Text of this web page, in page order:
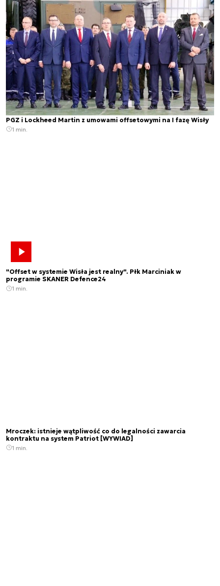
PGZ i Lockheed Martin z umowami offsetowymi na I fazę Wisły
1 min.
"Offset w systemie Wisła jest realny". Płk Marciniak w
programie SKANER Defence24
1 min.
Mroczek: istnieje wątpliwość co do legalności zawarcia
kontraktu na system Patriot [WYWIAD]
1 min.